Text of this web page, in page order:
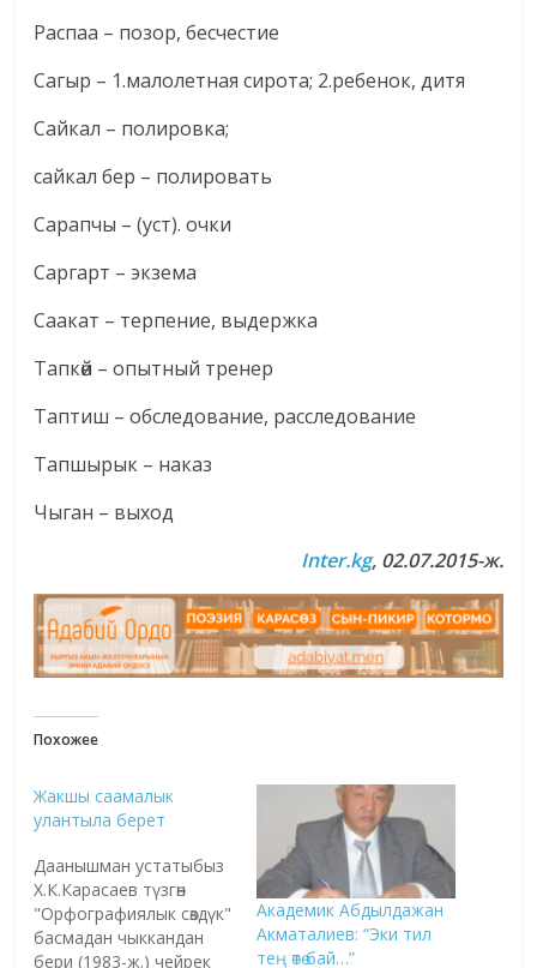
Распаа – позор, бесчестие
Сагыр – 1.малолетная сирота; 2.ребенок, дитя
Сайкал – полировка;
сайкал бер – полировать
Сарапчы – (уст). очки
Саргарт – экзема
Саакат – терпение, выдержка
Тапкөй – опытный тренер
Таптиш – обследование, расследование
Тапшырык – наказ
Чыган – выход
Inter.kg, 02.07.2015-ж.
Похожее
Жакшы саамалык
улантыла берет
Даанышман устатыбыз
Х.К.Карасаев түзгөн
"Орфографиялык сөздүк"
басмадан чыккандан
бери (1983-ж.) чейрек
Академик Абдылдажан
Акматалиев: “Эки тил
тең өтө бай…”